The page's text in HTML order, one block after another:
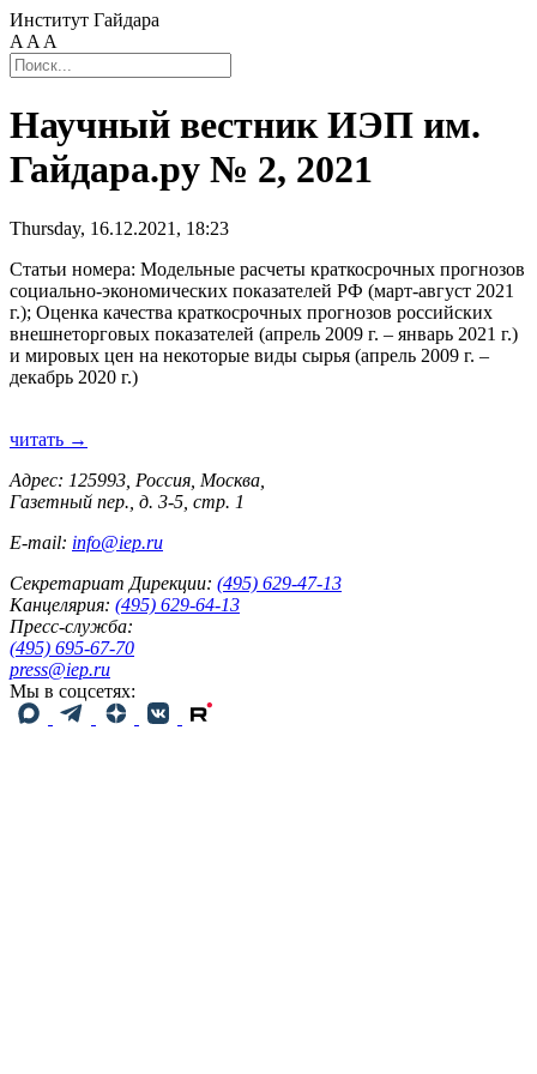
Институт Гайдара
A A A
Научный вестник ИЭП им.
Гайдара.ру № 2, 2021
Thursday, 16.12.2021, 18:23
Статьи номера: Модельные расчеты краткосрочных прогнозов
социально-экономических показателей РФ (март-август 2021
г.); Оценка качества краткосрочных прогнозов российских
внешнеторговых показателей (апрель 2009 г. – январь 2021 г.)
и мировых цен на некоторые виды сырья (апрель 2009 г. –
декабрь 2020 г.)
читать →
Адрес: 125993, Россия, Москва,
Газетный пер., д. 3-5, стр. 1
E-mail: info@iep.ru
Секретариат Дирекции: (495) 629-47-13
Канцелярия: (495) 629-64-13
Пресс-служба:
(495) 695-67-70
press@iep.ru
Мы в соцсетях: